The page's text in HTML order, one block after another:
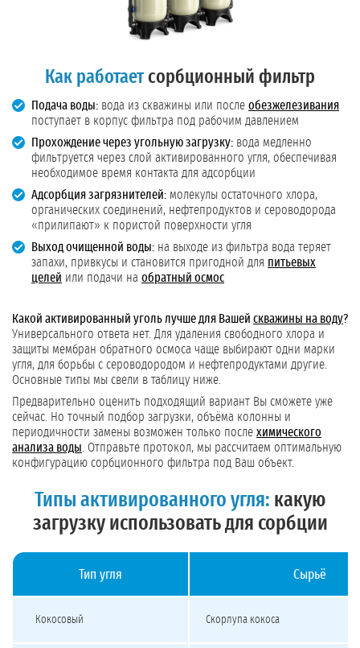
Как работаетсорбционный фильтр
Подача воды: вода из скважины или после обезжелезивания
поступает в корпус фильтра под рабочим давлением
Прохождение через угольную загрузку: вода медленно
фильтруется через слой активированного угля, обеспечивая
необходимое время контакта для адсорбции
Адсорбция загрязнителей: молекулы остаточного хлора,
органических соединений, нефтепродуктов и сероводорода
«прилипают» к пористой поверхности угля
Выход очищенной воды: на выходе из фильтра вода теряет
запахи, привкусы и становится пригодной для питьевых
целей или подачи на обратный осмос
Какой активированный уголь лучше для Вашей скважины на воду?
Универсального ответа нет. Для удаления свободного хлора и
защиты мембран обратного осмоса чаще выбирают одни марки
угля, для борьбы с сероводородом и нефтепродуктами другие.
Основные типы мы свели в таблицу ниже.
Предварительно оценить подходящий вариант Вы сможете уже
сейчас. Но точный подбор загрузки, объёма колонны и
периодичности замены возможен только после химического
анализа воды . Отправьте протокол, мы рассчитаем оптимальную
конфигурацию сорбционного фильтра под Ваш объект.
Типы активированного угля: какую
загрузку использовать для сорбции
Тип угля Сырьё
Кокосовый Скорлупа кокоса